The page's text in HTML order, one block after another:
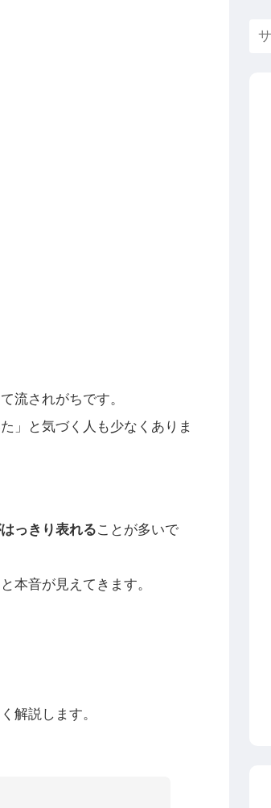
流されがちです。
」と気づく人も少なくありま
っきり表れることが多いで
本音が見えてきます。
解説します。